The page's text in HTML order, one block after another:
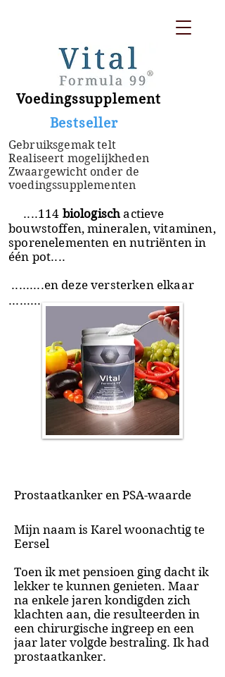
Voedingssupplement
​ Bestseller
Gebruiksgemak telt
Realiseert mogelijkheden
Zwaargewicht onder de
voedingssupplementen
....114 biologischactieve
bouwstoffen, mineralen, vitaminen,
sporenelementen en nutriënten in
één pot....
.........en deze versterken elkaar
.........
Prostaatkanker en PSA-waarde
Mijn naam is Karel woonachtig te
Eersel
Toen ik met pensioen ging dacht ik
lekker te kunnen genieten. Maar
na enkele jaren kondigden zich
klachten aan, die resulteerden in
een chirurgische ingreep en een
jaar later volgde bestraling. Ik had
prostaatkanker.